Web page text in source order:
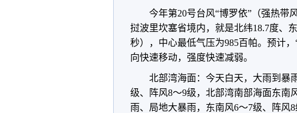
今年第20号台风“博罗依”（强热带
挝波里坎塞省境内，就是北纬18.7度、
秒），中心最低气压为985百帕。预计
向快速移动，强度快速减弱。
北部湾海面：今天白天，大雨到暴
级、阵风8～9级，北部湾南部海面东南
雨、局地大暴雨，东南风6～7级、阵风